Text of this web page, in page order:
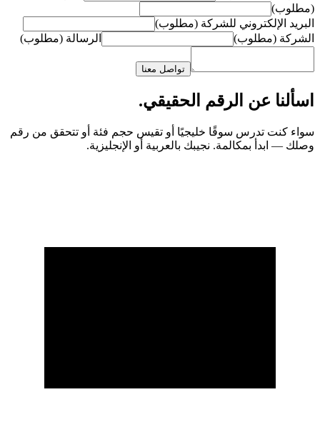
(مطلوب)
البريد الإلكتروني للشركة (مطلوب)
الشركة (مطلوب) الرسالة (مطلوب)
تواصل معنا
اسألنا عن الرقم الحقيقي.
سواء كنت تدرس سوقًا خليجيًا أو تقيس حجم فئة أو تتحقق من رقم
وصلك — ابدأ بمكالمة. نجيبك بالعربية أو الإنجليزية.